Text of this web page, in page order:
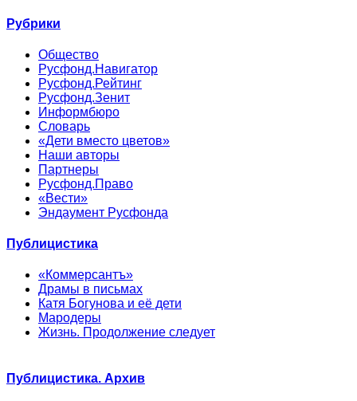
Рубрики
Общество
Русфонд.Навигатор
Русфонд.Рейтинг
Русфонд.Зенит
Информбюро
Словарь
«Дети вместо цветов»
Наши авторы
Партнеры
Русфонд.Право
«Вести»
Эндаумент Русфонда
Публицистика
«Коммерсантъ»
Драмы в письмах
Катя Богунова и её дети
Мародеры
Жизнь. Продолжение следует
Публицистика. Архив